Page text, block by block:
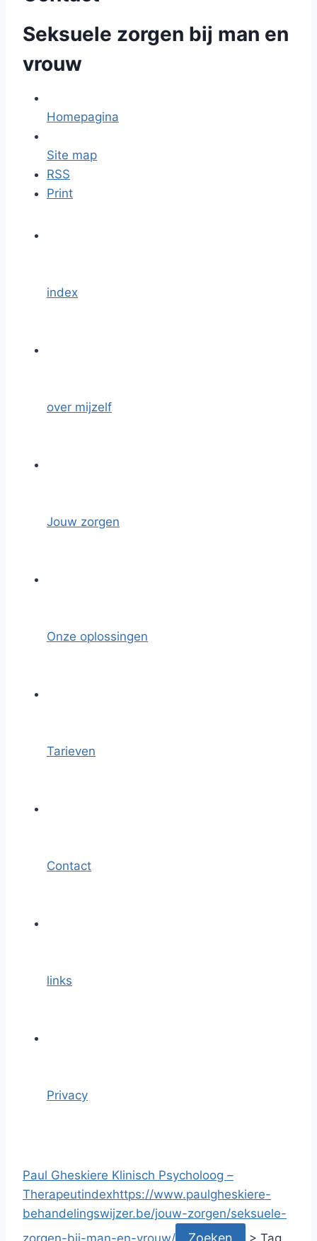
Seksuele zorgen bij man en
vrouw
Homepagina
Site map
RSS
Print
index
over mijzelf
Jouw zorgen
Onze oplossingen
Tarieven
Contact
links
Privacy
Paul Gheskiere Klinisch Psycholoog –
Therapeutindexhttps://www.paulgheskiere-
behandelingswijzer.be/jouw-zorgen/seksuele-